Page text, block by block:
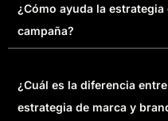
¿Cómo ayuda la
campaña?
¿Cuál es la diferencia
estrategia de marca y